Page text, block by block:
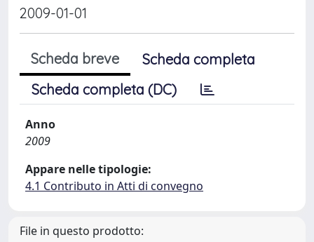
2009-01-01
Scheda breve
Scheda completa
Scheda completa (DC)
Anno
2009
Appare nelle tipologie:
4.1 Contributo in Atti di convegno
File in questo prodotto: